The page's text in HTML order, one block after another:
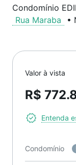
Condomínio
Rua Maraba
•
Valor à vista
R$
Entenda
Condomínio